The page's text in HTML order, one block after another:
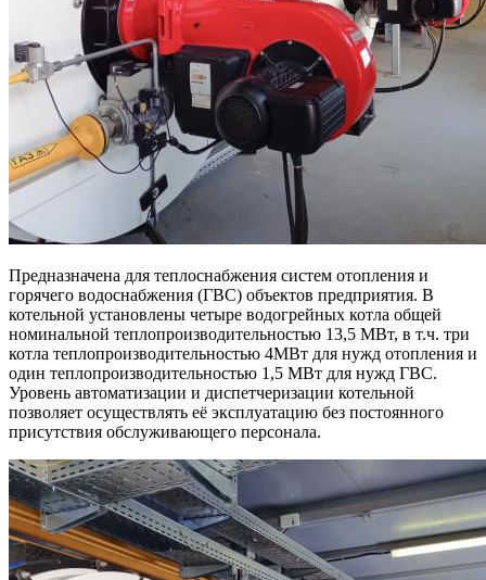
Предназначена для теплоснабжения систем отопления и
горячего водоснабжения (ГВС) объектов предприятия. В
котельной установлены четыре водогрейных котла общей
номинальной теплопроизводительностью 13,5 МВт, в т.ч. три
котла теплопроизводительностью 4МВт для нужд отопления и
один теплопроизводительностью 1,5 МВт для нужд ГВС.
Уровень автоматизации и диспетчеризации котельной
позволяет осуществлять её эксплуатацию без постоянного
присутствия обслуживающего персонала.